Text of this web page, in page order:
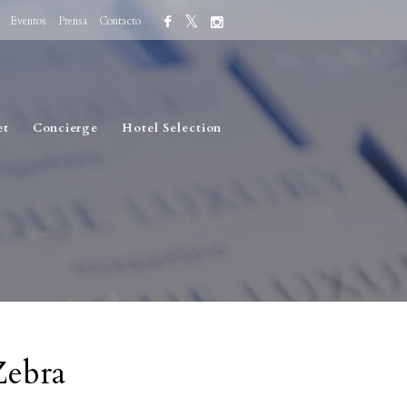
Eventos Prensa Contacto
Concierge Hotel Selection